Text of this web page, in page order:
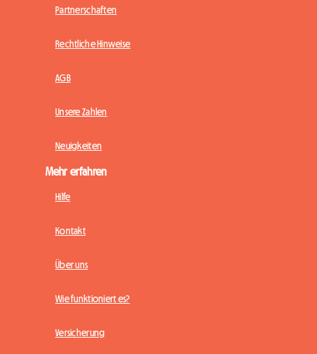
Partnerschaften
Rechtliche Hinweise
AGB
Unsere Zahlen
Neuigkeiten
Mehr erfahren
Hilfe
Kontakt
Über uns
Wie funktioniert es?
Versicherung